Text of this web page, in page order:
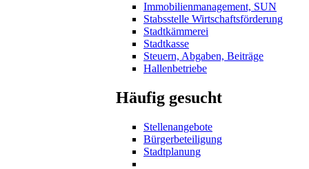
Immobilienmanagement, SUN
Stabsstelle Wirtschaftsförderung
Stadtkämmerei
Stadtkasse
Steuern, Abgaben, Beiträge
Hallenbetriebe
Häufig gesucht
Stellenangebote
Bürgerbeteiligung
Stadtplanung